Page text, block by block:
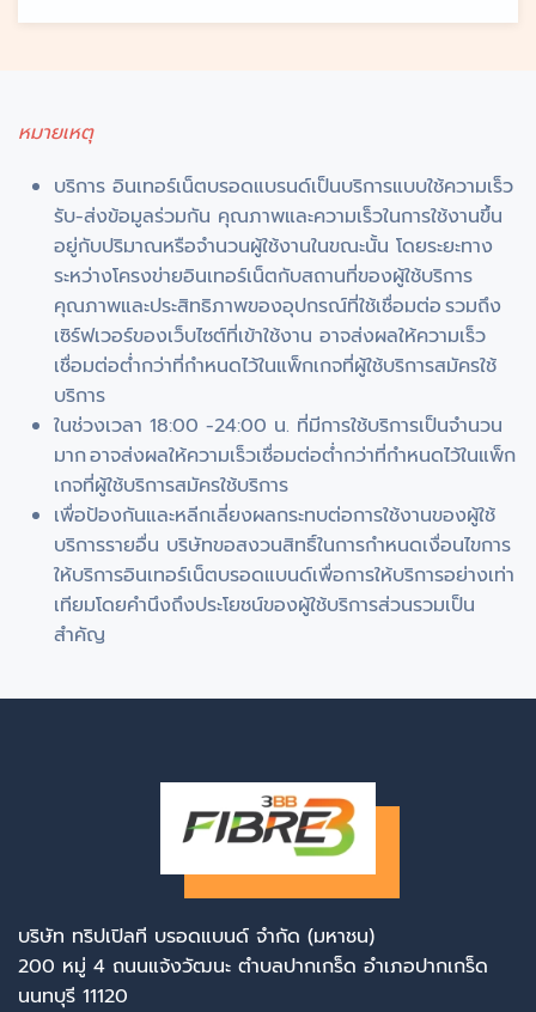
หมายเหตุ
บริการ อินเทอร์เน็ตบรอดแบรนด์เป็นบริการแบบใช้ความเร็ว
รับ-ส่งข้อมูลร่วมกัน คุณภาพและความเร็วในการใช้งานขึ้น
อยู่กับปริมาณหรือจำนวนผู้ใช้งานในขณะนั้น โดยระยะทาง
ระหว่างโครงข่ายอินเทอร์เน็ตกับสถานที่ของผู้ใช้บริการ
คุณภาพและประสิทธิภาพของอุปกรณ์ที่ใช้เชื่อมต่อ รวมถึง
เซิร์ฟเวอร์ของเว็บไซต์ที่เข้าใช้งาน อาจส่งผลให้ความเร็ว
เชื่อมต่อต่ำกว่าที่กำหนดไว้ในแพ็กเกจที่ผู้ใช้บริการสมัครใช้
บริการ
ในช่วงเวลา 18:00 -24:00 น. ที่มีการใช้บริการเป็นจำนวน
มาก อาจส่งผลให้ความเร็วเชื่อมต่อต่ำกว่าที่กำหนดไว้ในแพ็ก
เกจที่ผู้ใช้บริการสมัครใช้บริการ
เพื่อป้องกันและหลีกเลี่ยงผลกระทบต่อการใช้งานของผู้ใช้
บริการรายอื่น บริษัทขอสงวนสิทธิ์ในการกำหนดเงื่อนไขการ
ให้บริการอินเทอร์เน็ตบรอดแบนด์เพื่อการให้บริการอย่างเท่า
เทียมโดยคำนึงถึงประโยชน์ของผู้ใช้บริการส่วนรวมเป็น
สำคัญ
บริษัท ทริปเปิลที บรอดแบนด์ จำกัด (มหาชน)
200 หมู่ 4 ถนนแจ้งวัฒนะ ตำบลปากเกร็ด อำเภอปากเกร็ด
นนทบุรี 11120